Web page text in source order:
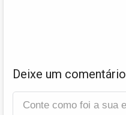
Deixe um comentário